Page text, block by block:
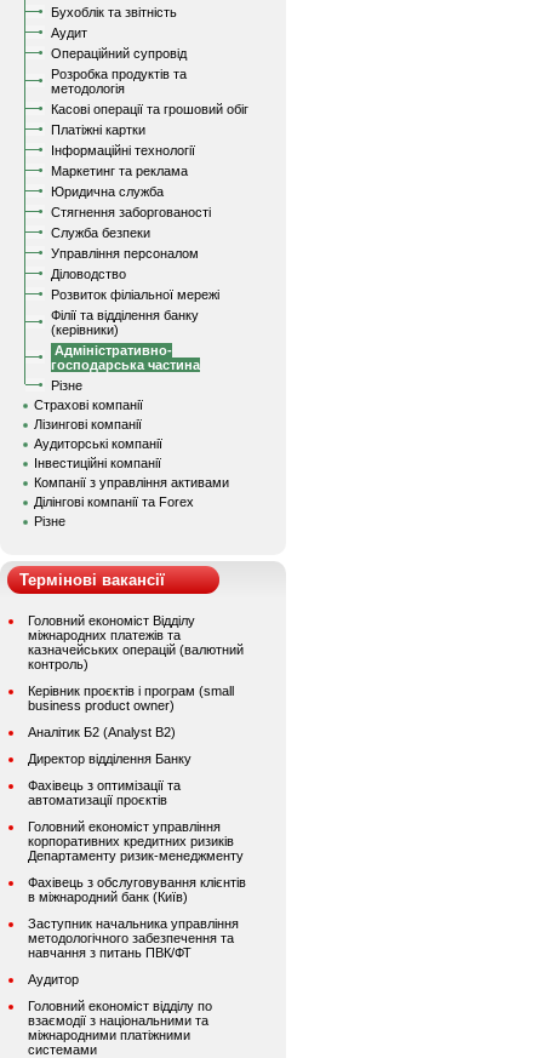
Бухоблік та звітність
Аудит
Операційний супровід
Розробка продуктів та
методологія
Касові операції та грошовий обіг
Платіжні картки
Інформаційні технології
Маркетинг та реклама
Юридична служба
Стягнення заборгованості
Служба безпеки
Управління персоналом
Діловодство
Розвиток філіальної мережі
Філії та відділення банку
(керівники)
Адміністративно-
господарська частина
Різне
Страхові компанії
Лізингові компанії
Аудиторські компанії
Інвестиційні компанії
Компанії з управління активами
Ділінгові компанії та Forex
Різне
Термінові вакансії
Головний економіст Відділу
міжнародних платежів та
казначейських операцій (валютний
контроль)
Керівник проєктів і програм (small
business product owner)
Аналітик Б2 (Analyst B2)
Директор відділення Банку
Фахівець з оптимізації та
автоматизації проєктів
Головний економіст управління
корпоративних кредитних ризиків
Департаменту ризик-менеджменту
Фахівець з обслуговування клієнтів
в міжнародний банк (Київ)
Заступник начальника управління
методологічного забезпечення та
навчання з питань ПВК/ФТ
Аудитор
Головний економіст відділу по
взаємодії з національними та
міжнародними платіжними
системами